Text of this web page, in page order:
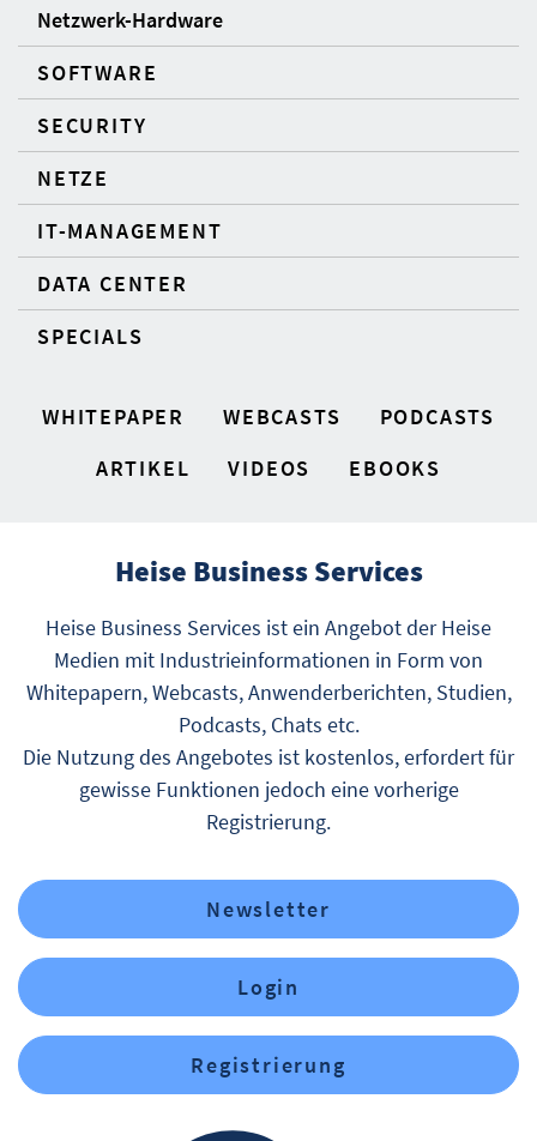
Netzwerk-Hardware
SOFTWARE
SECURITY
NETZE
IT-MANAGEMENT
DATA CENTER
SPECIALS
WHITEPAPER WEBCASTS
PODCASTS
ARTIKEL
VIDEOS EBOOKS
Heise Business Services
Heise Business Services ist ein Angebot der Heise
Medien mit Industrieinformationen in Form von
Whitepapern, Webcasts, Anwenderberichten, Studien,
Podcasts, Chats etc.
Die Nutzung des Angebotes ist kostenlos, erfordert für
gewisse Funktionen jedoch eine vorherige
Registrierung.
Newsletter
Login
Registrierung